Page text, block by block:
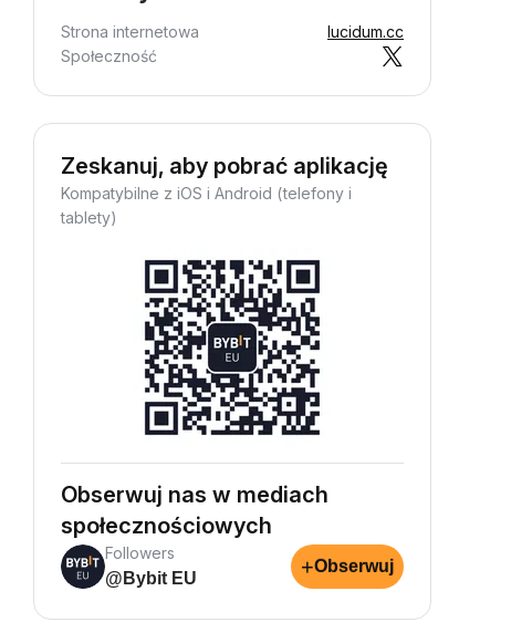
Strona internetowa
lucidum.cc
Społeczność
Zeskanuj, aby pobrać aplikację
Kompatybilne z iOS i Android (telefony i
tablety)
Obserwuj nas w mediach
społecznościowych
Followers
@Bybit EU
+Obserwuj